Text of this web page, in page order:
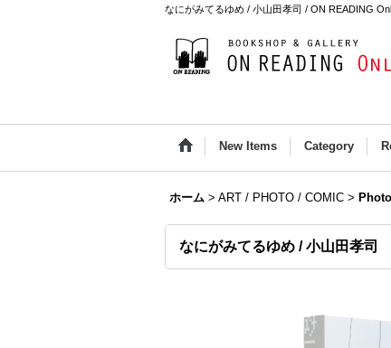
なにがみてるゆめ / 小山田孝司 / ON READING
New Items Category
ホーム > ART / PHOTO / COMIC >
なにがみてるゆめ / 小山田孝司